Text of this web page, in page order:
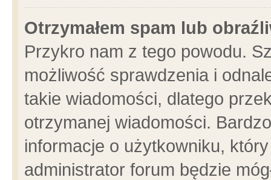
Otrzymałem spam lub
Przykro nam z tego powodu.
możliwość sprawdzenia i
takie wiadomości, dlatego
otrzymanej wiadomości.
informacje o użytkowniku,
administrator forum będzie